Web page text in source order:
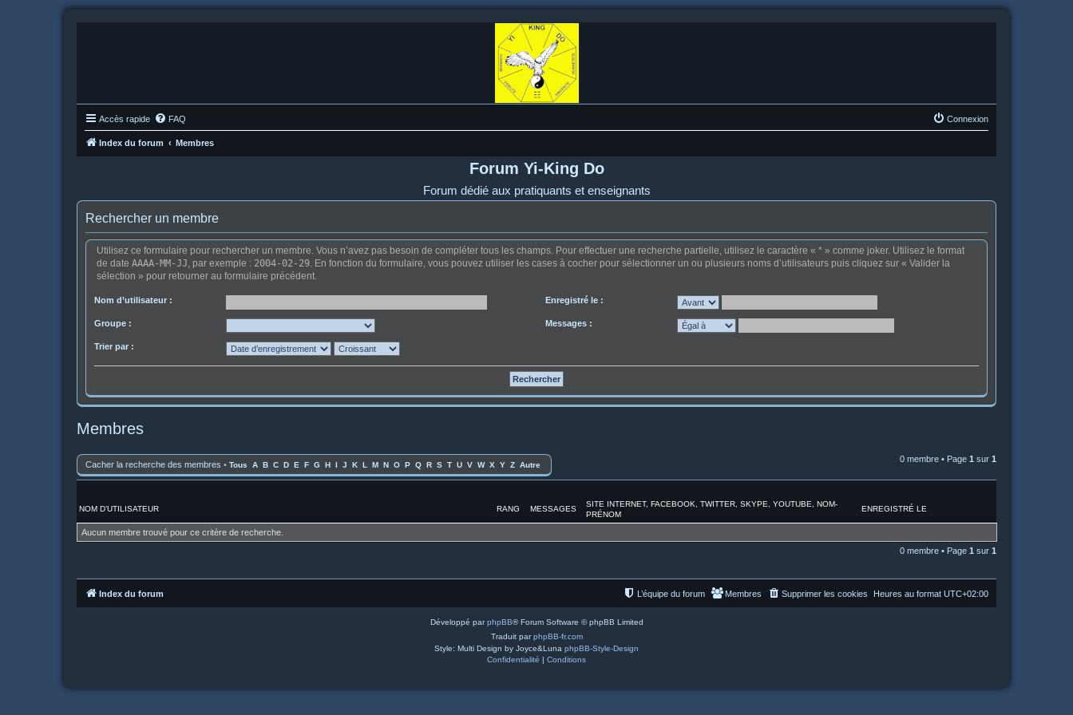
Accès rapide FAQ Connexion
Index du forum Membres
Forum Yi-King Do
Forum dédié aux pratiquants et enseignants
Rechercher un membre
Utilisez ce formulaire pour rechercher un membre. Vous n’avez pas besoin de compléter tous les champs. Pour effectuer une recherche partielle, utilisez le caractère « * » comme joker. Utilisez le format
de date AAAA-MM-JJ, par exemple : 2004-02-29. En fonction du formulaire, vous pouvez utiliser les cases à cocher pour sélectionner un ou plusieurs noms d’utilisateurs puis cliquez sur « Valider la
sélection » pour retourner au formulaire précédent.
Nom d’utilisateur :
Groupe :
Trier par :
Enregistré le :
Messages :
Membres
Cacher la recherche des membres • Tous A B C D E F G H I J K L M N O P Q R S T U V W X Y Z Autre
0 membre • Page 1 sur 1
RANG
NOM D’UTILISATEUR MESSAGES
SITE INTERNET, FACEBOOK, TWITTER, SKYPE, YOUTUBE, NOM-
PRÉNOM
ENREGISTRÉ LE
Aucun membre trouvé pour ce critère de recherche.
0 membre • Page 1 sur 1
Index du forum Heures au format UTC+02:00
Supprimer les cookies
Membres
L’équipe du forum
Développé parphpBB® Forum Software © phpBB Limited
Traduit parphpBB-fr.com
Style: Multi Design by Joyce&Luna phpBB-Style-Design
Confidentialité | Conditions